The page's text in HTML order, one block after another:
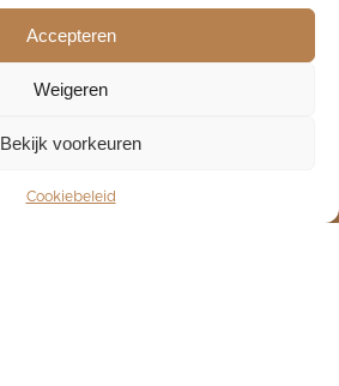
Accepteren
Weigeren
Bekijk voorkeuren
Cookiebeleid
incentive...